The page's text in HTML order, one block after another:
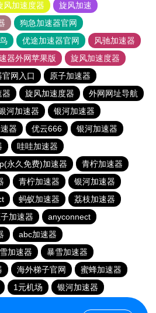
风加速度器
旋风加速
狗急加速器官网
优途加速器官网
风驰加速器
器外网苹果版
旋风加速度器
网入口
原子加速器
器 旋风加速度器
外网网址导航
河加速器
银河加速器
器 优云666
银河加速器
哇哇加速器
永久免费)加速器
青柠加速器
青柠加速器
银河加速器
蚂蚁加速器
荔枝加速器
加速器
anyconnect
abc加速器
加速器
暴雪加速器
海外梯子官网
蜜蜂加速器
1元机场
银河加速器